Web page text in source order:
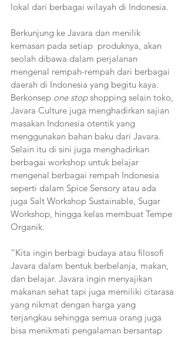
lokal dari berbagai wilayah di Indonesia.
Berkunjung ke Javara dan menilik
kemasan pada setiap  produknya, akan
seolah dibawa dalam perjalanan
mengenal rempah-rempah dari berbagai
daerah di Indonesia yang begitu kaya.
Berkonsep one stop shopping selain toko,
Javara Culture juga menghadirkan sajian
masakan Indonesia otentik yang
menggunakan bahan baku dari Javara.
Selain itu di sini juga menghadirkan
berbagai workshop untuk belajar
mengenal berbagai rempah Indonesia
seperti dalam Spice Sensory atau ada
juga Salt Workshop Sustainable, Sugar
Workshop, hingga kelas membuat Tempe
Organik.
“Kita ingin berbagi budaya atau filosofi
Javara dalam bentuk berbelanja, makan,
dan belajar. Javara ingin menyajikan
makanan sehat tapi juga memiliki citarasa
yang nikmat dengan harga yang
terjangkau sehingga semua orang juga
bisa menikmati pengalaman bersantap